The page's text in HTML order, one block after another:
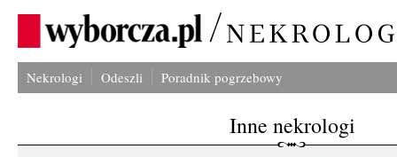
Nekrologi Odeszli Poradnik pogrzebowy
Inne nekrologi